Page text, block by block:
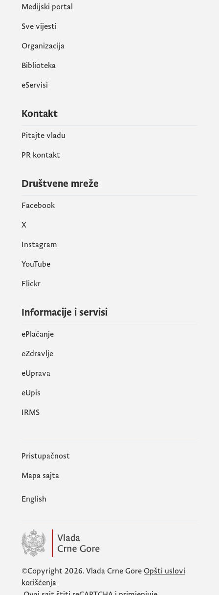
Medijski portal
Sve vijesti
Organizacija
Biblioteka
eServisi
Kontakt
Pitajte vladu
PR kontakt
Društvene mreže
Facebook
X
Instagram
YouTube
Flickr
Informacije i servisi
ePlaćanje
eZdravlje
eUprava
еUpis
IRMS
Pristupačnost
Mapa sajta
English
©Copyright 2026. Vlada Crne Gore Opšti uslovi
korišćenja